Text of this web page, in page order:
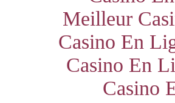
Meilleur
Casino En
Casino En
Casino